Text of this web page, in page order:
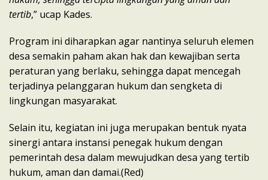
tertib,” ucap Kades.
Program ini diharapkan agar nantinya seluruh elemen
desa semakin paham akan hak dan kewajiban serta
peraturan yang berlaku, sehingga dapat mencegah
terjadinya pelanggaran hukum dan sengketa di
lingkungan masyarakat.
Selain itu, kegiatan ini juga merupakan bentuk nyata
sinergi antara instansi penegak hukum dengan
pemerintah desa dalam mewujudkan desa yang tertib
hukum, aman dan damai.(Red)